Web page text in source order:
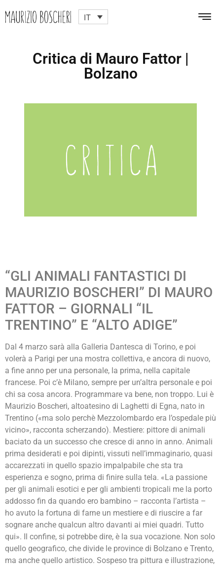
IT
Critica di Mauro Fattor |
Bolzano
“GLI ANIMALI FANTASTICI DI
MAURIZIO BOSCHERI” DI MAURO
FATTOR – GIORNALI “IL
TRENTINO” E “ALTO ADIGE”
Dal 4 marzo sarà alla Galleria Dantesca di Torino, e poi
volerà a Parigi per una mostra collettiva, e ancora di nuovo,
a fine anno per una personale, la prima, nella capitale
francese. Poi c’è Milano, sempre per un’altra personale e poi
chi sa cosa ancora. Programmare va bene, non troppo. Lui è
Maurizio Boscheri, altoatesino di Laghetti di Egna, nato in
Trentino («ma solo perchè Mezzolombardo era l’ospedale più
vicino», racconta scherzando). Mestiere: pittore di animali
baciato da un successo che cresce di anno in anno. Animali
prima desiderati e poi dipinti, vissuti nell’immaginario, quasi
accarezzati in quello spazio impalpabile che sta tra
esperienza e sogno, prima di finire sulla tela. «La passione
per gli animali esotici e per gli ambienti tropicali me la porto
addosso fin da quando ero bambino – racconta l’artista –
ho avuto la fortuna di farne un mestiere e di riuscire a far
sognare anche qualcun altro davanti ai miei quadri. Tutto
qui». Il confine, si potrebbe dire, è la sua vocazione. Non solo
quello geografico, che divide le province di Bolzano e Trento,
ma anche quello artistico. Sospeso tra pittura e illustrazione,